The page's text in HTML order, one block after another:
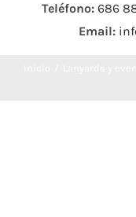
Teléfono: 686
Email: